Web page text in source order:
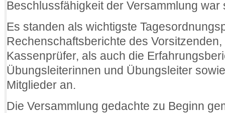
Beschlussfähigkeit der Versammlung
Es standen als wichtigste
Rechenschaftsberichte des
Kassenprüfer, als auch die
Übungsleiterinnen und Übungsleiter
Mitglieder an.
Die Versammlung gedachte zu Beginn